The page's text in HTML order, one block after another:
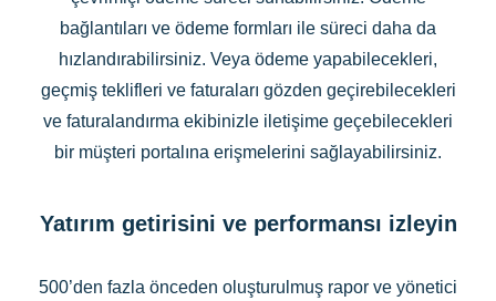
bağlantıları ve ödeme formları ile süreci daha da
hızlandırabilirsiniz. Veya ödeme yapabilecekleri,
geçmiş teklifleri ve faturaları gözden geçirebilecekleri
ve faturalandırma ekibinizle iletişime geçebilecekleri
bir müşteri portalına erişmelerini sağlayabilirsiniz.
Yatırım getirisini ve performansı izleyin
500’den fazla önceden oluşturulmuş rapor ve yönetici